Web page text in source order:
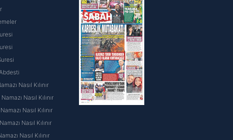
Nasıl Kılınır
Nasıl Kılınır
Nasıl Kılınır
Nasıl Kılınır
Nasıl Kılınır